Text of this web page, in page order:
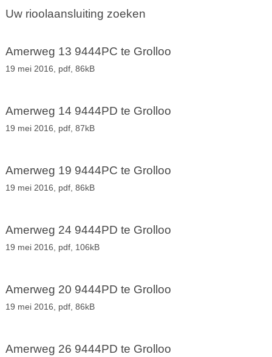
Uw rioolaansluiting zoeken
Amerweg 13 9444PC te Grolloo
19 mei 2016, pdf, 86kB
Amerweg 14 9444PD te Grolloo
19 mei 2016, pdf, 87kB
Amerweg 19 9444PC te Grolloo
19 mei 2016, pdf, 86kB
Amerweg 24 9444PD te Grolloo
19 mei 2016, pdf, 106kB
Amerweg 20 9444PD te Grolloo
19 mei 2016, pdf, 86kB
Amerweg 26 9444PD te Grolloo